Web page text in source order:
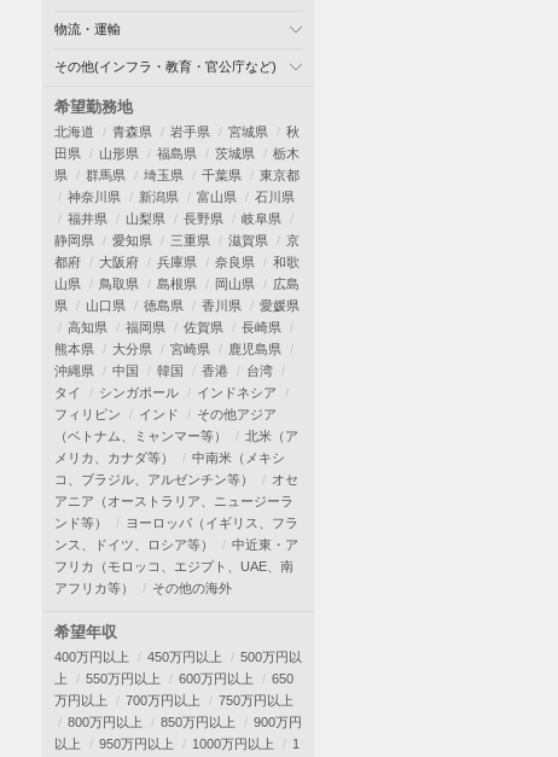
物流・運輸
その他(インフラ・教育・官公庁など)
希望勤務地
北海道 青森県 岩手県 宮城県
秋
田県
山形県 福島県 茨城県
栃木
県
群馬県 埼玉県 千葉県
東京都
神奈川県
新潟県 富山県
石川県
福井県
山梨県 長野県
岐阜県
静岡県
愛知県 三重県 滋賀県
京
都府
大阪府 兵庫県 奈良県
和歌
山県
鳥取県 島根県 岡山県
広島
県
山口県 徳島県 香川県
愛媛県
高知県
福岡県 佐賀県
長崎県
熊本県
大分県 宮崎県
鹿児島県
沖縄県
中国 韓国 香港
台湾
タイ
シンガポール
インドネシア
フィリピン
インド
その他アジア
（ベトナム、ミャンマー等）
北米（ア
メリカ、カナダ等）
中南米（メキシ
コ、ブラジル、アルゼンチン等）
オセ
アニア（オーストラリア、ニュージーラ
ンド等）
ヨーロッパ（イギリス、フラ
ンス、ドイツ、ロシア等）
中近東・ア
フリカ（モロッコ、エジプト、UAE、南
アフリカ等）
その他の海外
希望年収
400万円以上 450万円以上
500万円以
上
550万円以上 600万円以上
650
万円以上
700万円以上
750万円以上
800万円以上
850万円以上
900万円
以上
950万円以上 1000万円以上
1